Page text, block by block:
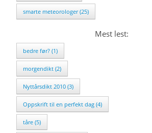
smarte meteorologer (25)
Mest lest:
bedre før? (1)
morgendikt (2)
Nyttårsdikt 2010 (3)
Oppskrift til en perfekt dag (4)
tåre (5)